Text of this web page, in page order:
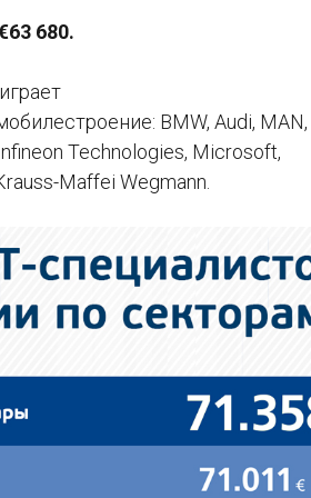
680.
BMW, Audi, MAN,
Technologies, Microsoft,
Maffei Wegmann.